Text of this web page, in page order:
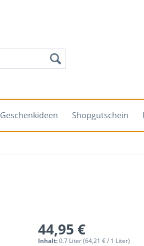
Geschenkideen Shopgutschein
44,95 €
Inhalt:0.7 Liter (64,21 € / 1 Liter)